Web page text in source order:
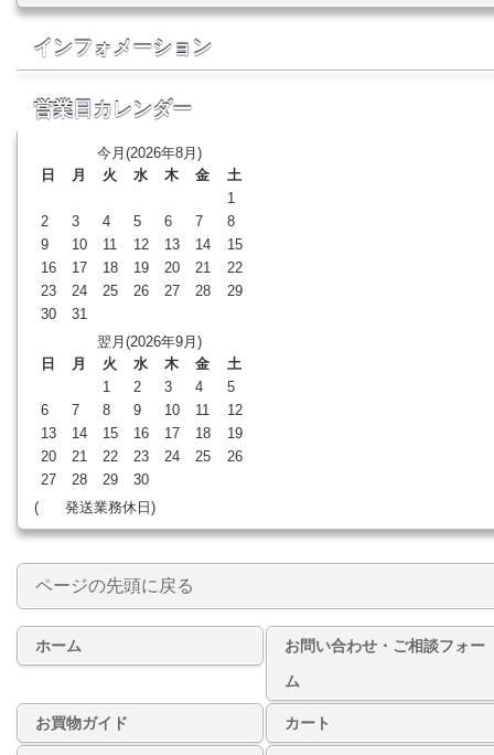
インフォメーション
営業日カレンダー
今月(2026年8月)
日
月 火 水 木 金
土
1
2
3 4 5 6 7
8
9
10 11 12 13 14
15
16
17 18 19 20 21
22
23
24 25 26 27 28
29
30
31
翌月(2026年9月)
日
月 火 水 木 金
土
1
2 3 4
5
6
7 8 9 10 11
12
13
14 15 16 17 18
19
20
21 22 23 24 25
26
27
28 29
30
(
発送業務休日)
ページの先頭に戻る
ホーム
お問い合わせ・ご相談フォー
ム
お買物ガイド カート